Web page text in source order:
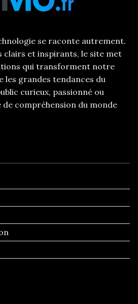
se raconte autrement.
clairs et inspirants, le site met
qui transforment notre
les grandes tendances du
curieux, passionné ou
compréhension du monde